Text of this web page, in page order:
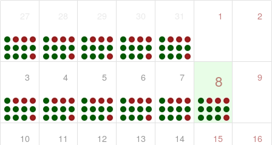
1 2
3 4 5 6 7 8 9
10 11 12 13 14 15 16